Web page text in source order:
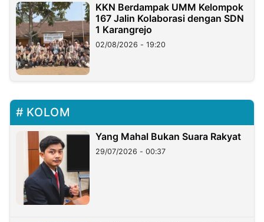
KKN Berdampak UMM Kelompok
167 Jalin Kolaborasi dengan SDN
1 Karangrejo
02/08/2026 - 19:20
KOLOM
Yang Mahal Bukan Suara Rakyat
29/07/2026 - 00:37